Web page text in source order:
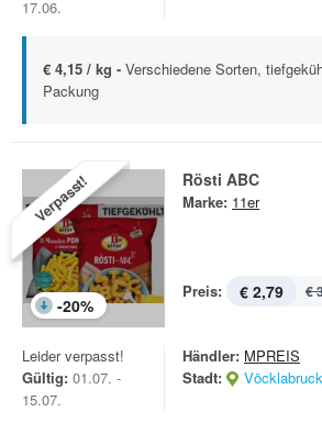
17.06.
€ 4,15 / kg - Verschiedene Sorten,
Packung
Verpasst!
-20%
Rösti ABC
Marke: 11er
Preis: € 2,79 €
Leider verpasst!
Gültig: 01.07. -
15.07.
Händler: MPREIS
Stadt:
Vöcklabruck